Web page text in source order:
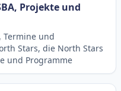
Projekte und
Termine und
Stars, die North Stars
und Programme